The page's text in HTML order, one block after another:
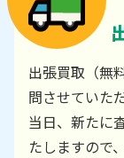
出張買取（無
問させていた
当日、新たに
たしますので